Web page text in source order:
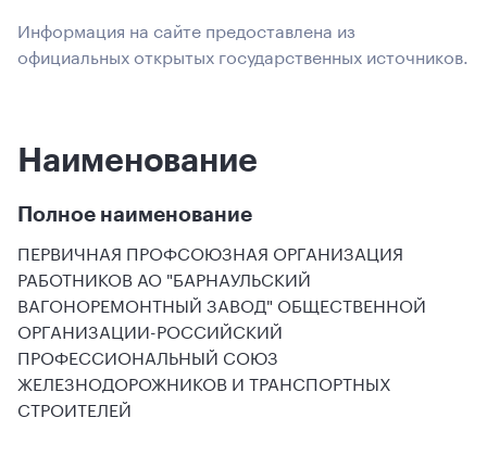
Информация на сайте предоставлена из
официальных открытых государственных источников.
Наименование
Полное наименование
ПЕРВИЧНАЯ ПРОФСОЮЗНАЯ ОРГАНИЗАЦИЯ
РАБОТНИКОВ АО "БАРНАУЛЬСКИЙ
ВАГОНОРЕМОНТНЫЙ ЗАВОД" ОБЩЕСТВЕННОЙ
ОРГАНИЗАЦИИ-РОССИЙСКИЙ
ПРОФЕССИОНАЛЬНЫЙ СОЮЗ
ЖЕЛЕЗНОДОРОЖНИКОВ И ТРАНСПОРТНЫХ
СТРОИТЕЛЕЙ